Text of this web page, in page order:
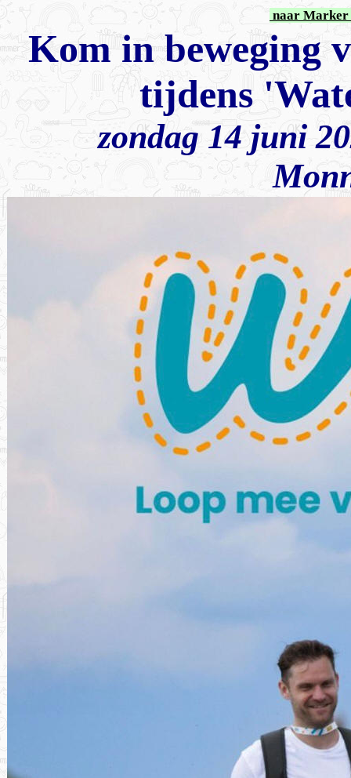
naar Marker
Kom in beweging
tijdens
zondag 14 juni